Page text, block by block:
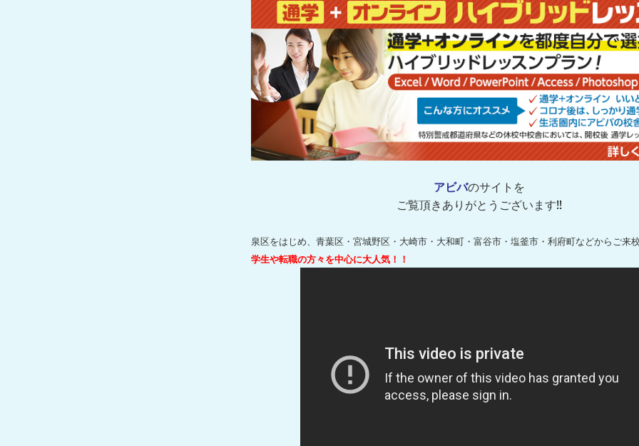
アビバのサイトを
ご覧頂きありがとうございます!!
泉区をはじめ、 青葉区 ・ 宮城野区 ・ 大崎市 ・ 大和町・富谷市・塩釜市・利府町などからご来
学生や転職の方々を中心に大人気！！